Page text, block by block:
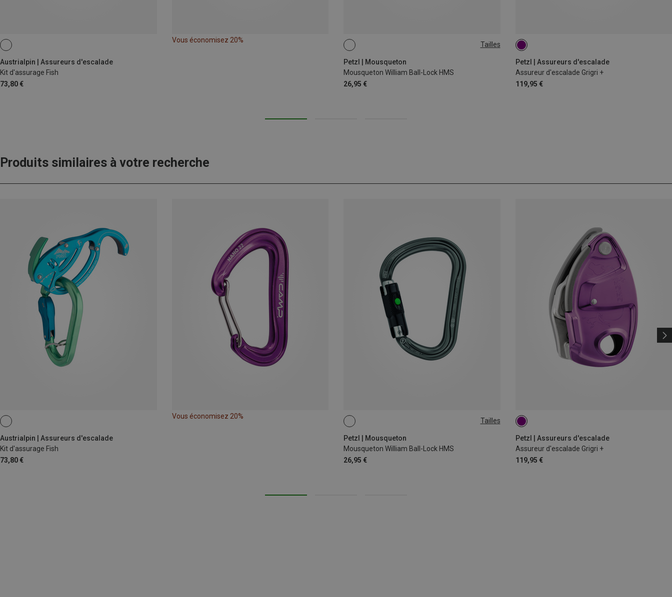
Austrialpin | Assureurs d'escalade
Kit d'assurage Fish
73,80 €
Vous économisez 20%
Tailles
Petzl | Mousqueton
Mousqueton William Ball-Lock HMS
26,95 €
BALL-LOCK
Petzl | Assureurs d'escalade
Assureur d'escalade Grigri +
119,95 €
Produits similaires à votre recherche
Austrialpin | Assureurs d'escalade
Kit d'assurage Fish
73,80 €
Vous économisez 20%
Tailles
Petzl | Mousqueton
Mousqueton William Ball-Lock HMS
26,95 €
BALL-LOCK
Petzl | Assureurs d'escalade
Assureur d'escalade Grigri +
119,95 €